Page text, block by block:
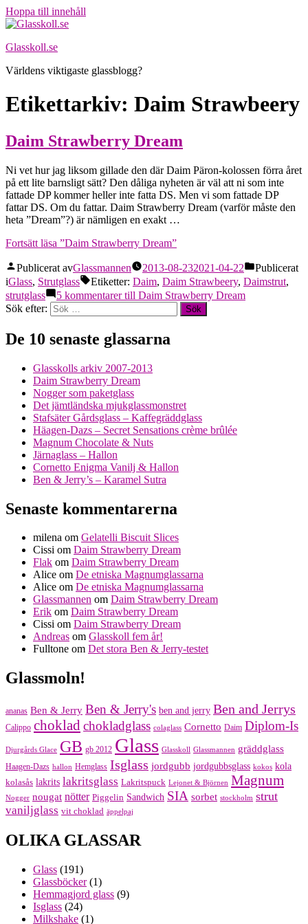
Hoppa till innehåll
Glasskoll.se
Världens viktigaste glassblogg?
Etikettarkiv: Daim Strawbeery
Daim Strawberry Dream
Ni vet hur jag liksom gillade den där Daim Päron-kolossen förra året
på ett lite barnsligt sätt? Den dåliga nyheten är väl att ni som inte
fattade DP kommer heller inte fatta DS. Men vi som fattade DP
fattar DS. Om du fattar. Daim Strawberry Dream (varför måste den
heta ”Dream”?) är nämligen en exakt …
Fortsätt läsa ”Daim Strawberry Dream”
Publicerat avGlassmannen 2013-08-232021-04-22
Publicerat
iGlass, Strutglass Etiketter: Daim, Daim Strawbeery, Daimstrut,
strutglass
5 kommentarertill Daim Strawberry Dream
Sök efter:
De 10 senaste glassarna
Glasskolls arkiv 2007-2013
Daim Strawberry Dream
Nogger som paketglass
Det jämtländska mjukglassmonstret
Stafsäter Gårdsglass – Kaffegräddglass
Häagen-Dazs – Secret Sensations crème brûlée
Magnum Chocolate & Nuts
Järnaglass – Hallon
Cornetto Enigma Vanilj & Hallon
Ben & Jerry’s – Karamel Sutra
Senaste kommentarerna
milena om Gelatelli Biscuit Slices
Cissi om Daim Strawberry Dream
Flak om Daim Strawberry Dream
Alice om De etniska Magnumglassarna
Alice om De etniska Magnumglassarna
Glassmannen om Daim Strawberry Dream
Erik om Daim Strawberry Dream
Cissi om Daim Strawberry Dream
Andreas om Glasskoll fem år!
Fulltone om Det stora Ben & Jerry-testet
Glassmoln!
ananas Ben & Jerry Ben & Jerry's ben and jerry Ben and Jerrys
Calippo choklad chokladglass colaglass Cornetto Daim Diplom-Is
Djurgårds Glace GB gb 2012 Glass Glasskoll Glassmannen gräddglass
Haagen-Dazs hallon Hemglass Isglass jordgubb jordgubbsglass kokos kola
kolasås lakrits lakritsglass Lakritspuck Lejonet & Björnen Magnum
Nogger nougat nötter Piggelin Sandwich SIA sorbet stockholm strut
vaniljglass vit choklad äppelpaj
OLIKA GLASSAR
Glass (191)
Glassböcker(1)
Hemmagjord glass (9)
Isglass (24)
Milkshake (1)